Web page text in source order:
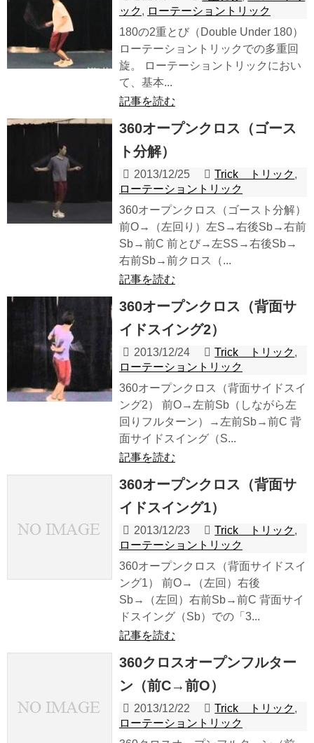
ック, ローテーショントリック
180の2重とび（Double Under 180）
ローテーショントリックでの多重回
旋。 ローテーショントリックにおい
て、基本...
記事を読む
360オープンクロス（ゴース
ト分解）
2013/12/25 Trick トリック,
ローテーショントリック
360オープンクロス（ゴースト分解）
前O→（左回り）左S→右後Sb→右前
Sb→前C 前とび→左SS→右後Sb→
右前Sb→前クロス（...
記事を読む
360オープンクロス（背面サ
イドスイング2）
2013/12/24 Trick トリック,
ローテーショントリック
360オープンクロス（背面サイドスイ
ング2） 前O→左前Sb（しながら左
回りフルターン）→左前Sb→前C 背
面サイドスイング（S...
記事を読む
360オープンクロス（背面サ
イドスイング1）
2013/12/23 Trick トリック,
ローテーショントリック
360オープンクロス（背面サイドスイ
ング1） 前O→（左回）右後
Sb→（左回）右前Sb→前C 背面サイ
ドスイング（Sb）での「3...
記事を読む
360クロスオープンフルター
ン（前C→前O）
2013/12/22 Trick トリック,
ローテーショントリック